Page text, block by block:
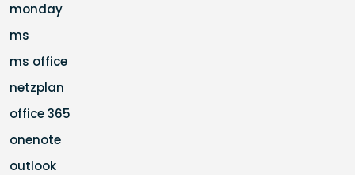
monday
ms
ms office
netzplan
office 365
onenote
outlook